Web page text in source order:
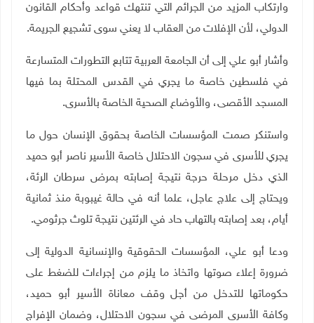
وارتكاب المزيد من الجرائم التي تنتهك قواعد وأحكام القانون
الدولي، لأن الإفلات من العقاب لا يعني سوى تشجيع الجريمة.
وأشار أبو علي إلى أن الجامعة العربية تتابع التطورات المتسارعة
في فلسطين خاصة ما يجري في القدس المحتلة بما فيها
المسجد الأقصى، والأوضاع الصحية الخاصة بالأسرى.
واستنكر صمت المؤسسات الخاصة بحقوق الإنسان حول ما
يجري للأسرى في سجون الاحتلال خاصة الأسير ناصر أبو حميد
الذي دخل مرحلة حرجة نتيجة إصابته بمرض سرطان الرئة،
ويحتاج إلى علاج عاجل، علما أنه في حالة غيبوبة منذ ثمانية
أيام، بعد إصابته بالتهاب حاد في الرئتين نتيجة تلوث جرثومي.
ودعا أبو علي، المؤسسات الحقوقية والإنسانية الدولية إلى
ضرورة إعلاء صوتها واتخاذ ما يلزم من إجراءات للضغط على
حكوماتها للتدخل من أجل وقف معاناة الأسير أبو حميد،
وكافة الأسرى المرضى في سجون الاحتلال، وضمان الإفراج